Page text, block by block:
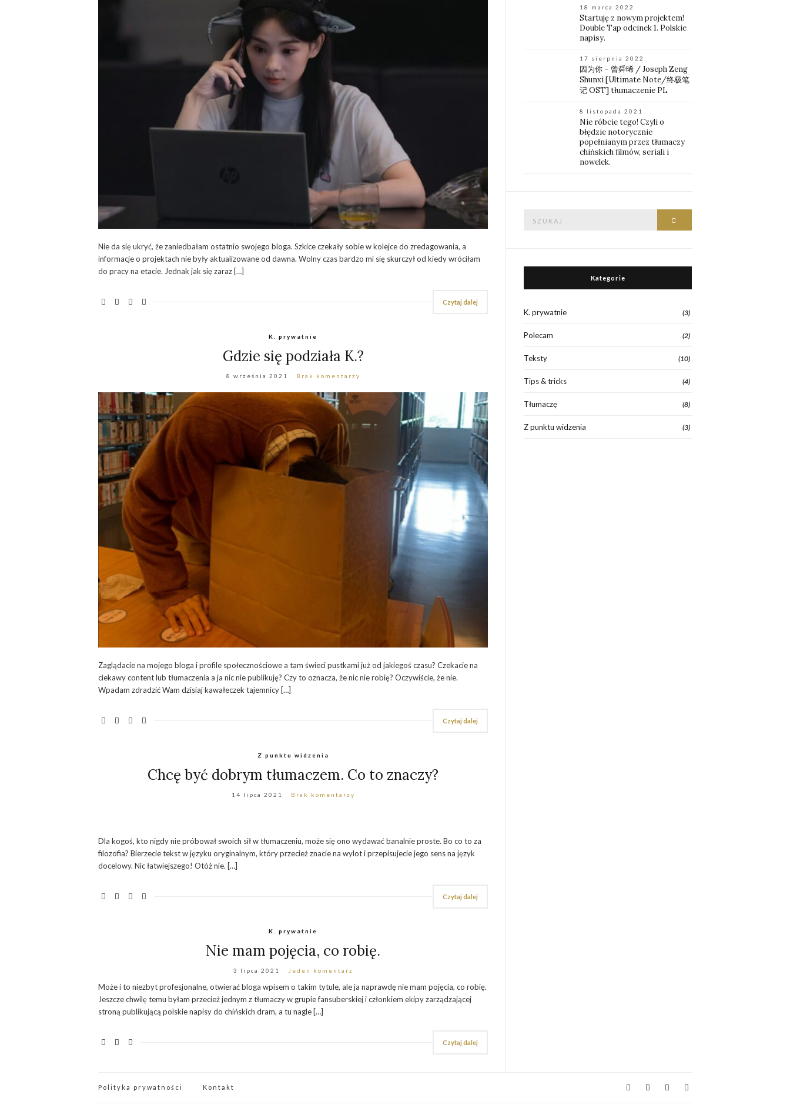
Nie da się ukryć, że zaniedbałam ostatnio swojego bloga. Szkice czekały sobie w kolejce do zredagowania, a
informacje o projektach nie były aktualizowane od dawna. Wolny czas bardzo mi się skurczył od kiedy wróciłam
do pracy na etacie. Jednak jak się zaraz […]
Czytaj dalej
K. prywatnie
Gdzie się podziała K.?
8 września 2021 Brak komentarzy
Zaglądacie na mojego bloga i profile społecznościowe a tam świeci pustkami już od jakiegoś czasu? Czekacie na
ciekawy content lub tłumaczenia a ja nic nie publikuję? Czy to oznacza, że nic nie robię? Oczywiście, że nie.
Wpadam zdradzić Wam dzisiaj kawałeczek tajemnicy […]
Czytaj dalej
Z punktu widzenia
Chcę być dobrym tłumaczem. Co to znaczy?
14 lipca 2021 Brak komentarzy
Dla kogoś, kto nigdy nie próbował swoich sił w tłumaczeniu, może się ono wydawać banalnie proste. Bo co to za
filozofia? Bierzecie tekst w języku oryginalnym, który przecież znacie na wylot i przepisujecie jego sens na język
docelowy. Nic łatwiejszego! Otóż nie. […]
Czytaj dalej
K. prywatnie
Nie mam pojęcia, co robię.
3 lipca 2021 Jeden komentarz
Może i to niezbyt profesjonalne, otwierać bloga wpisem o takim tytule, ale ja naprawdę nie mam pojęcia, co robię.
Jeszcze chwilę temu byłam przecież jednym z tłumaczy w grupie fansuberskiej i członkiem ekipy zarządzającej
stroną publikującą polskie napisy do chińskich dram, a tu nagle […]
Czytaj dalej
18 marca 2022
Startuję z nowym projektem!
Double Tap odcinek 1. Polskie
napisy.
17 sierpnia 2022
因为你 – 曾舜晞 / Joseph Zeng
Shunxi [Ultimate Note/终极笔
记 OST] tłumaczenie PL
8 listopada 2021
Nie róbcie tego! Czyli o
błędzie notorycznie
popełnianym przez tłumaczy
chińskich filmów, seriali i
nowelek.
Kategorie
K. prywatnie (3)
Polecam (2)
Teksty (10)
Tips & tricks (4)
Tłumaczę (8)
Z punktu widzenia (3)
Polityka prywatności Kontakt